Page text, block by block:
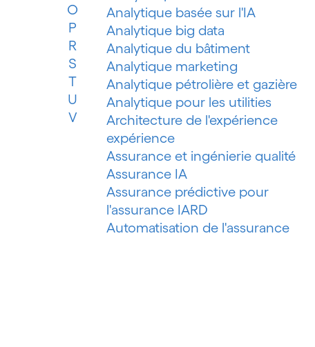
O
P
R
S
T
U
V
Analytique basée sur l'IA
Analytique big data
Analytique du bâtiment
Analytique marketing
Analytique pétrolière et gazière
Analytique pour les utilities
Architecture de l'expérience
expérience
Assurance et ingénierie qualité
Assurance IA
Assurance prédictive pour
l'assurance IARD
Automatisation de l'assurance